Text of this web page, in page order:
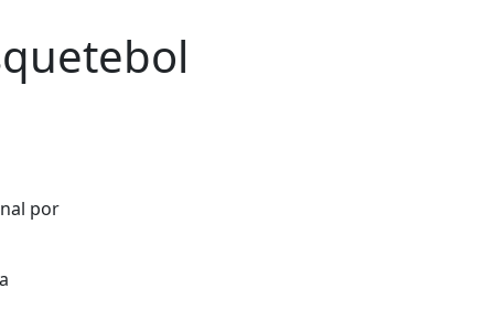
por